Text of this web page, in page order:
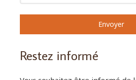
Envoyer
Restez informé